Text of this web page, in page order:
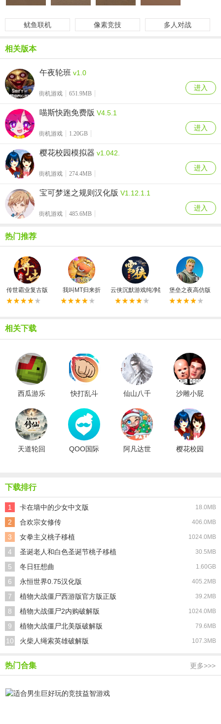
鱿鱼联机 像素竞技 多人对战
相关版本
午夜轮班 v1.0
街机游戏 651.9MB
进入
喵斯快跑免费版 V4.5.1
街机游戏 1.20GB
进入
樱花校园模拟器 v1.042.
街机游戏 274.4MB
进入
宝可梦迷之规则汉化版 V1.12.1.1
街机游戏 485.6MB
进入
热门推荐
传世霸业复古版 我叫MT归来折 云侠沉默游戏纯净版 堡垒之夜高仿版
相关下载
西瓜游乐
快打乱斗
仙山八千
手指版
沙雕小屁
联机版
天道轮回
版
QOO国际
阿凡达世
樱花校园
下载排行
1 卡在墙中的少女中文版 18.0MB
2 合欢宗女修传 406.0MB
3 女拳主义桃子移植 1024.0MB
4 圣诞老人和白色圣诞节桃子移植 30.5MB
5 冬日狂想曲 1.60GB
6 永恒世界0.75汉化版 405.2MB
7 植物大战僵尸西游版官方版正版 39.2MB
8 植物大战僵尸2内购破解版 1024.0MB
9 植物大战僵尸北美版破解版 79.6MB
10 火柴人绳索英雄破解版 107.3MB
热门合集 更多>>>